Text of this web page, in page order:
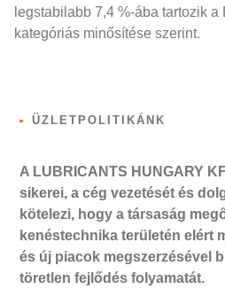
legstabilabb 7,4 %-ába tartozik a
kategóriás minősítése szerint.
ÜZLETPOLITIKÁNK
A LUBRICANTS HUNGARY
sikerei, a cég vezetését és
kötelezi, hogy a társaság
kenéstechnika területén elért
és új piacok megszerzésével
töretlen fejlődés folyamatát.